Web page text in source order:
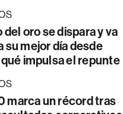
del oro se dispara y va
su mejor día desde
impulsa el repunte
marca un récord tras